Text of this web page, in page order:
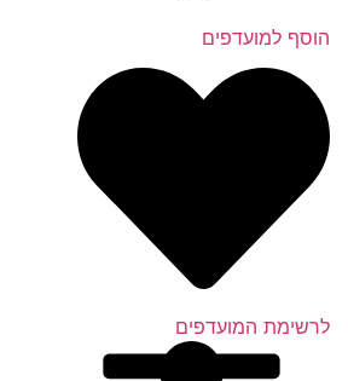
הוסף למועדפים
לרשימת המועדפים